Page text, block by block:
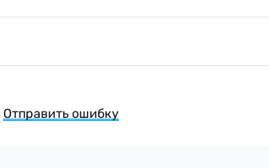
Отправить ошибку